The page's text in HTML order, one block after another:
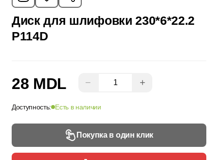
Диск для шлифовки 230*6*22.2
P114D
28 MDL − +
Доступность: Есть в наличии
Покупка в один клик